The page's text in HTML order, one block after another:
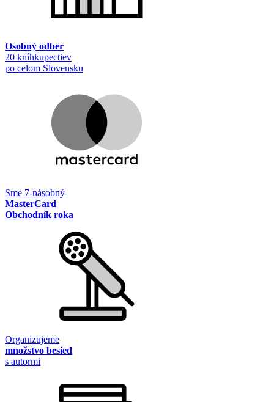
Osobný odber
20 kníhkupectiev
po celom Slovensku
Sme 7-násobný
MasterCard
Obchodník roka
Organizujeme
množstvo besied
s autormi